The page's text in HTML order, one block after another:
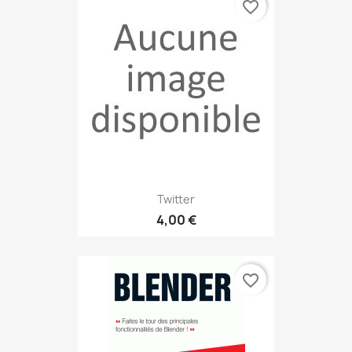
Twitter
4,00 €
favorite_border
favorite_border